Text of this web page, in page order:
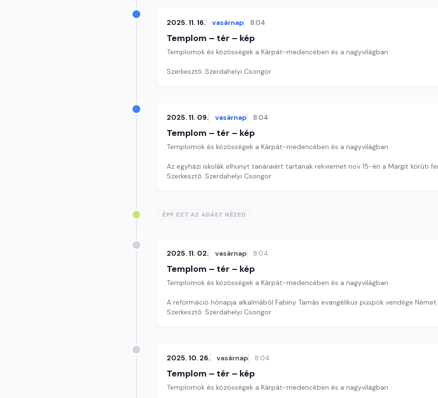
2025. 11. 16. vasárnap 8:04
Templom – tér – kép
Templomok és közösségek a Kárpát-medencében és a nagyvilágban
Szerkesztő: Szerdahelyi Csongor
2025. 11. 09. vasárnap 8:04
Templom – tér – kép
Templomok és közösségek a Kárpát-medencében és a nagyvilágban
Az egyházi iskolák elhunyt tanáraiért tartanak rekviemet nov 15-én a Margit körúti
Szerkesztő: Szerdahelyi Csongor
ÉPP EZT AZ ADÁST NÉZED
2025. 11. 02. vasárnap 8:04
Templom – tér – kép
Templomok és közösségek a Kárpát-medencében és a nagyvilágban
A reformáció hónapja alkalmából Fabiny Tamás evangélikus püspök vendége
Szerkesztő: Szerdahelyi Csongor
2025. 10. 26. vasárnap 8:04
Templom – tér – kép
Templomok és közösségek a Kárpát-medencében és a nagyvilágban